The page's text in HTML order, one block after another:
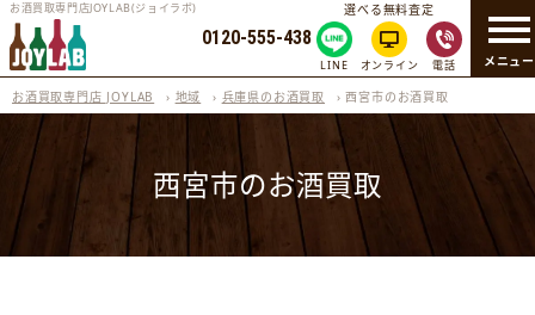
メニュー
お酒買取専門店JOYLAB(ジョイラボ)
0120-555-438
選べる無料査定
LINE オンライン 電話
お酒買取専門店 JOYLAB › 地域 › 兵庫県のお酒買取 ›西宮市のお酒買取
西宮市のお酒買取